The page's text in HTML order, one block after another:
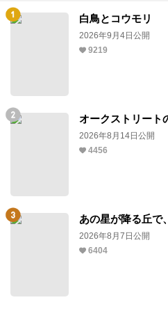
白鳥とコウモリ
2026年9月4日公開
9219
オークストリート
2026年8月14日公開
4456
あの星が降る丘で
2026年8月7日公開
6404